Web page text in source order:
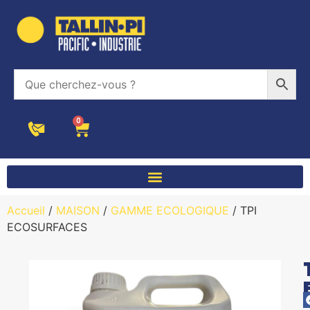
0
Accueil / MAISON / GAMME ECOLOGIQUE / TPI
ECOSURFACES